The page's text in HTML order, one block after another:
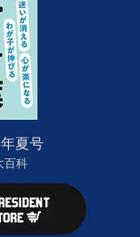
夏号
百科